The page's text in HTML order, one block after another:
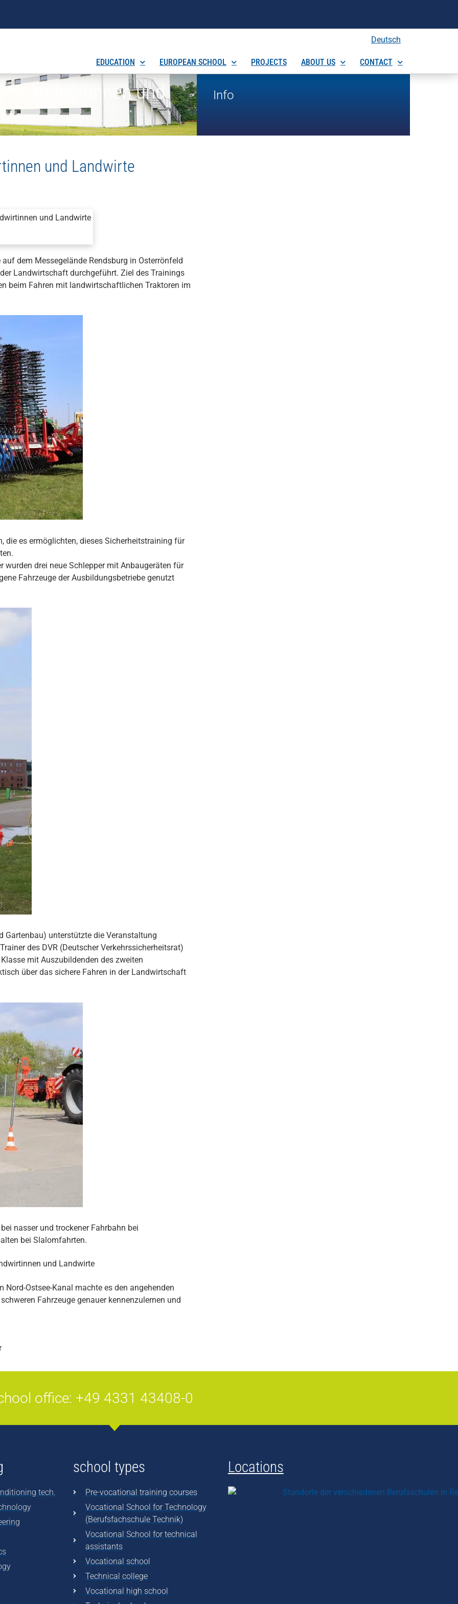
Deutsch
EDUCATION EUROPEAN SCHOOL PROJECTS ABOUT US CONTACT
Landwirtinnen und
Info
und Landwirte
dem Messegelände Rendsburg in Osterrönfeld
Landwirtschaft durchgeführt. Ziel des Trainings
beim Fahren mit landwirtschaftlichen Traktoren im
die es ermöglichten, dieses Sicherheitstraining für
drei neue Schlepper mit Anbaugeräten für
Fahrzeuge der Ausbildungsbetriebe genutzt
Gartenbau) unterstützte die Veranstaltung
des DVR (Deutscher Verkehrssicherheitsrat)
mit Auszubildenden des zweiten
über das sichere Fahren in der Landwirtschaft
nasser und trockener Fahrbahn bei
bei Slalomfahrten.
Ostsee-Kanal machte es den angehenden
Fahrzeuge genauer kennenzulernen und
office: +49 4331 43408-0
tech.
school types
Pre-vocational training courses
Vocational School for Technology
(Berufsfachschule Technik)
Vocational School for technical
assistants
Vocational school
Technical college
Vocational high school
Locations